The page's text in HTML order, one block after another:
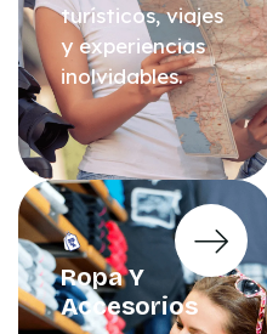
turísticos, viajes
y experiencias
inolvidables.
Ropa Y
Accesorios